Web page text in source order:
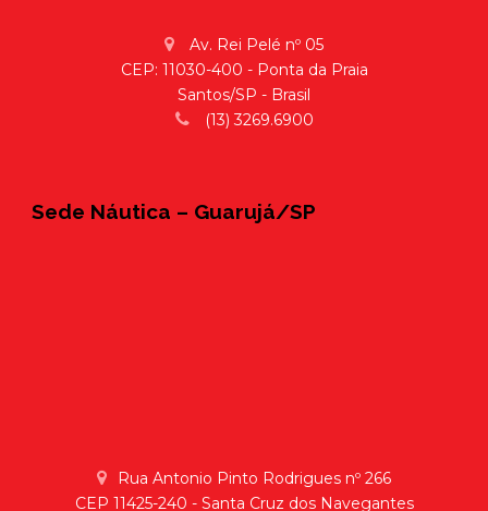
Av. Rei Pelé nº 05
CEP: 11030-400 - Ponta da Praia
Santos/SP - Brasil
(13) 3269.6900
Sede Náutica – Guarujá/SP
Rua Antonio Pinto Rodrigues nº 266
CEP 11425-240 - Santa Cruz dos Navegantes